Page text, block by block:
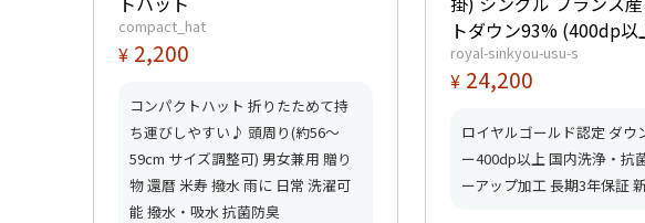
compact_hat
¥ 2,200
コンパクトハット 折りたためて持
ち運びしやすい♪ 頭周り(約56～
59cm サイズ調整可) 男女兼用 贈り
物 還暦 米寿 撥水 雨に 日常 洗濯可
能 撥水・吸水 抗菌防臭
トダウン93% (400dp以
量0.4kg 【5つ星ロイヤルゴール
ド取得】【グッドふとん
royal-sinkyou-usu-s
¥ 24,200
ロイヤルゴールド認定 ダウ
ー400dp以上 国内洗浄・抗
ーアップ加工 長期3年保証